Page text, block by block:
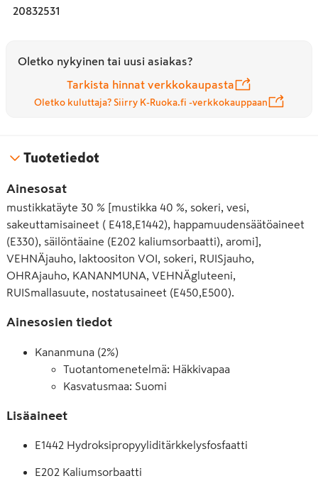
20832531
Oletko nykyinen tai uusi asiakas?
Tarkista hinnat verkkokaupasta
Oletko kuluttaja? Siirry K-Ruoka.fi -verkkokauppaan
Tuotetiedot
Ainesosat
mustikkatäyte 30 % [mustikka 40 %, sokeri, vesi,
sakeuttamisaineet ( E418,E1442), happamuudensäätöaineet
(E330), säilöntäaine (E202 kaliumsorbaatti), aromi],
VEHNÄjauho, laktoositon VOI, sokeri, RUISjauho,
OHRAjauho, KANANMUNA, VEHNÄgluteeni,
RUISmallasuute, nostatusaineet (E450,E500).
Ainesosien tiedot
Kananmuna (2%)
Tuotantomenetelmä: Häkkivapaa
Kasvatusmaa: Suomi
Lisäaineet
E1442 Hydroksipropyyliditärkkelysfosfaatti
E202 Kaliumsorbaatti